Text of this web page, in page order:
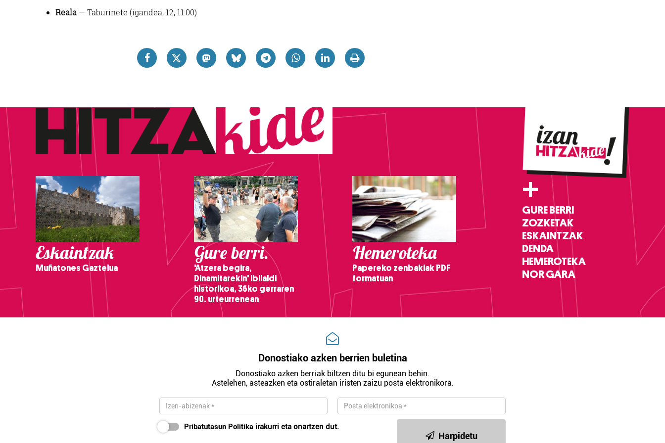
Reala — Taburinete (igandea, 12, 11:00)
Eskaintzak
Muñatones Gaztelua
Gure berri.
'Atzera begira,
Dinamitarekin' ibilaldi
historikoa, 36ko gerraren
90. urteurrenean
Hemeroteka
Papereko zenbakiak PDF
formatuan
+
GURE BERRI
ZOZKETAK
ESKAINTZAK
DENDA
HEMEROTEKA
NOR GARA
Donostiako azken berrien buletina
Donostiako azken berriak biltzen ditu bi egunean behin.
Astelehen, asteazken eta ostiraletan iristen zaizu posta elektronikora.
Pribatutasun Politika irakurri eta onartzen dut.
Harpidetu